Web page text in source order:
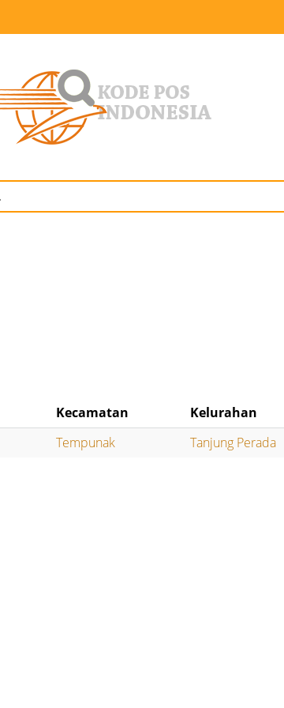
Kecamatan
Kelurahan
Tempunak Tanjung Perada